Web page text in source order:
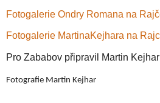
Fotogalerie Ondry Romana na
Fotogalerie MartinaKejhara na
Pro Zababov připravil Martin Kejhar
Fotografie Martin Kejhar